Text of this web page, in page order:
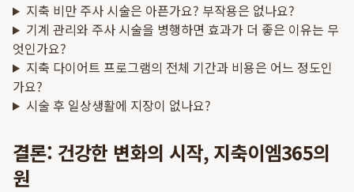
지축 비만 주사 시술은 아픈가요? 부작용은 없나요?
기계 관리와 주사 시술을 병행하면 효과가 더 좋은 이유는 무
엇인가요?
지축 다이어트 프로그램의 전체 기간과 비용은 어느 정도인
가요?
시술 후 일상생활에 지장이 없나요?
결론: 건강한 변화의 시작, 지축이엠365의
원